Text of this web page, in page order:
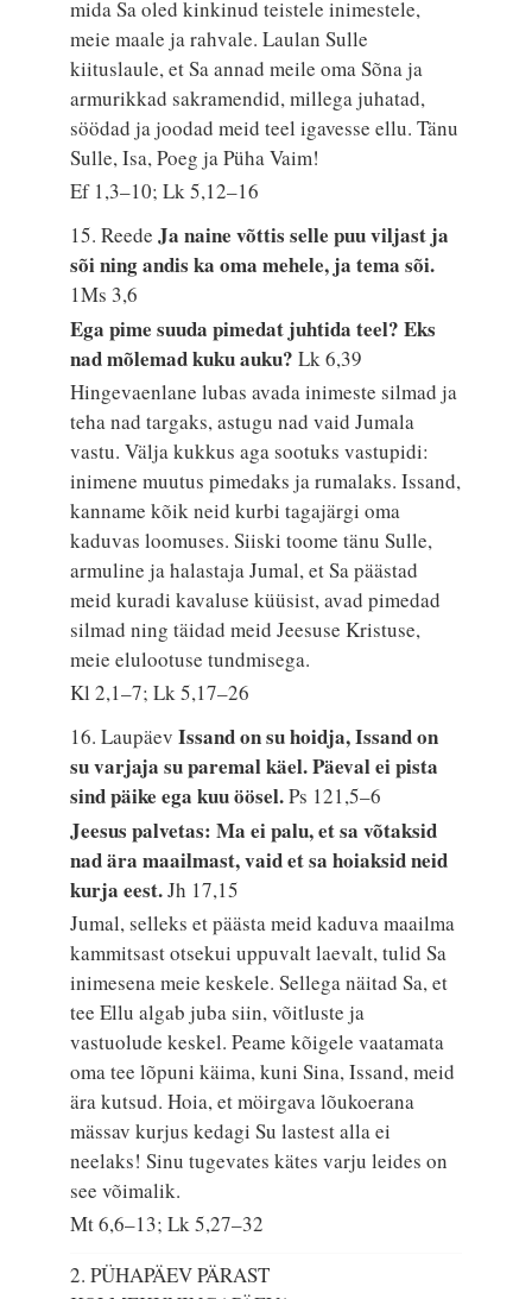
mida Sa oled kinkinud teistele inimestele,
meie maale ja rahvale. Laulan Sulle
kiituslaule, et Sa annad meile oma Sõna ja
armurikkad sakramendid, millega juhatad,
söödad ja joodad meid teel igavesse ellu. Tänu
Sulle, Isa, Poeg ja Püha Vaim!
Ef 1,3–10; Lk 5,12–16
15. ReedeJa naine võttis selle puu viljast ja
sõi ning andis ka oma mehele, ja tema sõi.
1Ms 3,6
Ega pime suuda pimedat juhtida teel? Eks
nad mõlemad kuku auku?Lk 6,39
Hingevaenlane lubas avada inimeste silmad ja
teha nad targaks, astugu nad vaid Jumala
vastu. Välja kukkus aga sootuks vastupidi:
inimene muutus pimedaks ja rumalaks. Issand,
kanname kõik neid kurbi tagajärgi oma
kaduvas loomuses. Siiski toome tänu Sulle,
armuline ja halastaja Jumal, et Sa päästad
meid kuradi kavaluse küüsist, avad pimedad
silmad ning täidad meid Jeesuse Kristuse,
meie elulootuse tundmisega.
Kl 2,1–7; Lk 5,17–26
16. LaupäevIssand on su hoidja, Issand on
su varjaja su paremal käel. Päeval ei pista
sind päike ega kuu öösel.Ps 121,5–6
Jeesus palvetas: Ma ei palu, et sa võtaksid
nad ära maailmast, vaid et sa hoiaksid neid
kurja eest.Jh 17,15
Jumal, selleks et päästa meid kaduva maailma
kammitsast otsekui uppuvalt laevalt, tulid Sa
inimesena meie keskele. Sellega näitad Sa, et
tee Ellu algab juba siin, võitluste ja
vastuolude keskel. Peame kõigele vaatamata
oma tee lõpuni käima, kuni Sina, Issand, meid
ära kutsud. Hoia, et möirgava lõukoerana
mässav kurjus kedagi Su lastest alla ei
neelaks! Sinu tugevates kätes varju leides on
see võimalik.
Mt 6,6–13; Lk 5,27–32
2. PÜHAPÄEV PÄRAST